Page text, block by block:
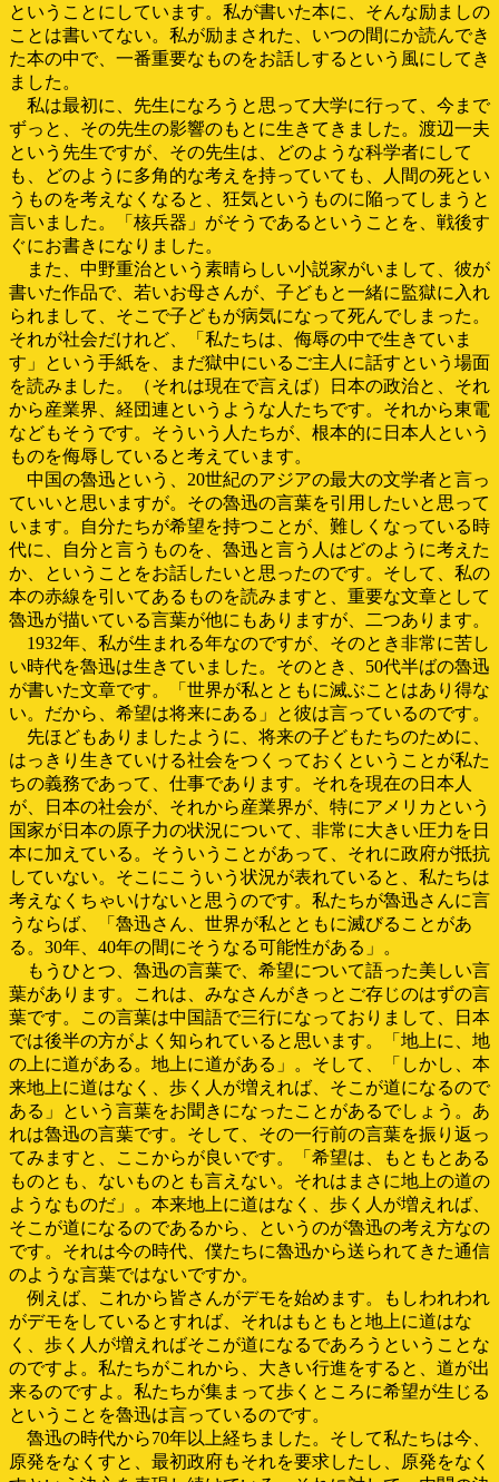
ということにしています。私が書いた本に、そんな励ましの
ことは書いてない。私が励まされた、いつの間にか読んでき
た本の中で、一番重要なものをお話しするという風にしてき
ました。
私は最初に、先生になろうと思って大学に行って、今まで
ずっと、その先生の影響のもとに生きてきました。渡辺一夫
という先生ですが、その先生は、どのような科学者にして
も、どのように多角的な考えを持っていても、人間の死とい
うものを考えなくなると、狂気というものに陥ってしまうと
言いました。「核兵器」がそうであるということを、戦後す
ぐにお書きになりました。
また、中野重治という素晴らしい小説家がいまして、彼が
書いた作品で、若いお母さんが、子どもと一緒に監獄に入れ
られまして、そこで子どもが病気になって死んでしまった。
それが社会だけれど、「私たちは、侮辱の中で生きていま
す」という手紙を、まだ獄中にいるご主人に話すという場面
を読みました。（それは現在で言えば）日本の政治と、それ
から産業界、経団連というような人たちです。それから東電
などもそうです。そういう人たちが、根本的に日本人という
ものを侮辱していると考えています。
中国の魯迅という、20世紀のアジアの最大の文学者と言っ
ていいと思いますが。その魯迅の言葉を引用したいと思って
います。自分たちが希望を持つことが、難しくなっている時
代に、自分と言うものを、魯迅と言う人はどのように考えた
か、ということをお話したいと思ったのです。そして、私の
本の赤線を引いてあるものを読みますと、重要な文章として
魯迅が描いている言葉が他にもありますが、二つあります。
1932年、私が生まれる年なのですが、そのとき非常に苦し
い時代を魯迅は生きていました。そのとき、50代半ばの魯迅
が書いた文章です。「世界が私とともに滅ぶことはあり得な
い。だから、希望は将来にある」と彼は言っているのです。
先ほどもありましたように、将来の子どもたちのために、
はっきり生きていける社会をつくっておくということが私た
ちの義務であって、仕事であります。それを現在の日本人
が、日本の社会が、それから産業界が、特にアメリカという
国家が日本の原子力の状況について、非常に大きい圧力を日
本に加えている。そういうことがあって、それに政府が抵抗
していない。そこにこういう状況が表れていると、私たちは
考えなくちゃいけないと思うのです。私たちが魯迅さんに言
うならば、「魯迅さん、世界が私とともに滅びることがあ
る。30年、40年の間にそうなる可能性がある」。
もうひとつ、魯迅の言葉で、希望について語った美しい言
葉があります。これは、みなさんがきっとご存じのはずの言
葉です。この言葉は中国語で三行になっておりまして、日本
では後半の方がよく知られていると思います。「地上に、地
の上に道がある。地上に道がある」。そして、「しかし、本
来地上に道はなく、歩く人が増えれば、そこが道になるので
ある」という言葉をお聞きになったことがあるでしょう。あ
れは魯迅の言葉です。そして、その一行前の言葉を振り返っ
てみますと、ここからが良いです。「希望は、もともとある
ものとも、ないものとも言えない。それはまさに地上の道の
ようなものだ」。本来地上に道はなく、歩く人が増えれば、
そこが道になるのであるから、というのが魯迅の考え方なの
です。それは今の時代、僕たちに魯迅から送られてきた通信
のような言葉ではないですか。
例えば、これから皆さんがデモを始めます。もしわれわれ
がデモをしているとすれば、それはもともと地上に道はな
く、歩く人が増えればそこが道になるであろうということな
のですよ。私たちがこれから、大きい行進をすると、道が出
来るのですよ。私たちが集まって歩くところに希望が生じる
ということを魯迅は言っているのです。
魯迅の時代から70年以上経ちました。そして私たちは今、
原発をなくすと、最初政府もそれを要求したし、原発をなく